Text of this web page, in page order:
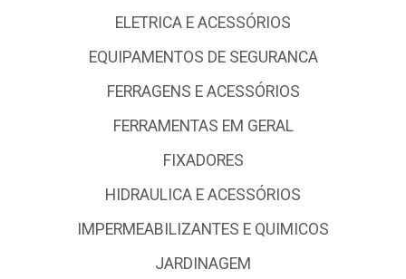
ELETRICA E ACESSÓRIOS
EQUIPAMENTOS DE SEGURANCA
FERRAGENS E ACESSÓRIOS
FERRAMENTAS EM GERAL
FIXADORES
HIDRAULICA E ACESSÓRIOS
IMPERMEABILIZANTES E QUIMICOS
JARDINAGEM